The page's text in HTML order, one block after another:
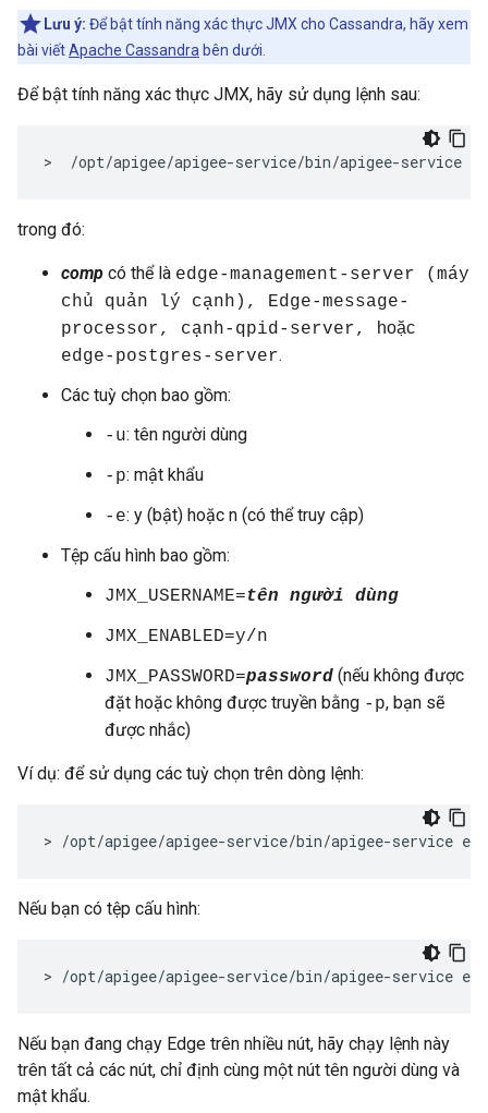
Lưu ý: Để bật tính năng xác thực JMX cho Cassandra, hãy xem
bài viếtApache Cassandra bên dưới.
Để bật tính năng xác thực JMX, hãy sử dụng lệnh sau:
>  /opt/apigee/apigee-service/bin/apigee-service
trong đó:
comp có thể là edge-management-server (máy
chủ quản lý cạnh), Edge-message-
processor, cạnh-qpid-server,
hoặc
edge-postgres-server.
Các tuỳ chọn bao gồm:
-u: tên người dùng
-p: mật khẩu
-e: y (bật) hoặc n (có thể truy cập)
Tệp cấu hình bao gồm:
JMX_USERNAME=tên người dùng
JMX_ENABLED=y/n
JMX_PASSWORD=password (nếu không được
đặt hoặc không được truyền bằng -p, bạn sẽ
được nhắc)
Ví dụ: để sử dụng các tuỳ chọn trên dòng lệnh:
> /opt/apigee/apigee-service/bin/apigee-service
Nếu bạn có tệp cấu hình:
> /opt/apigee/apigee-service/bin/apigee-service
Nếu bạn đang chạy Edge trên nhiều nút, hãy chạy lệnh này
trên tất cả các nút, chỉ định cùng một nút tên người dùng và
mật khẩu.